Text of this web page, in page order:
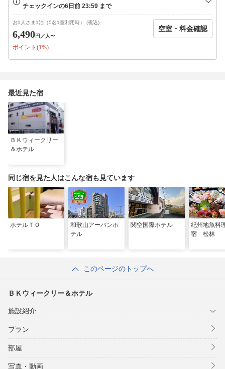
お1人さま1泊（5名1室利用時） (税込)
6,490円 ／人〜
ポイント(1%)
空室・料金確認
最近見た宿
ＢＫウィークリー
＆ホテル
同じ宿を見た人はこんな宿も見ています
ホテルＴＯ
和歌山アーバンホ
テル
関空国際ホテル
紀州地魚
宿 松林
このページのトップへ
ＢＫウィークリー＆ホテル
施設紹介
プラン
部屋
写真・動画